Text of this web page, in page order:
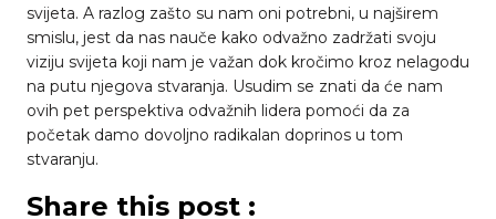
svijeta. A razlog zašto su nam oni potrebni, u najširem
smislu, jest da nas nauče kako odvažno zadržati svoju
viziju svijeta koji nam je važan dok kročimo kroz nelagodu
na putu njegova stvaranja. Usudim se znati da će nam
ovih pet perspektiva odvažnih lidera pomoći da za
početak damo dovoljno radikalan doprinos u tom
stvaranju.
Share this post :